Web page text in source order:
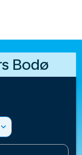
Bodø
expand_more